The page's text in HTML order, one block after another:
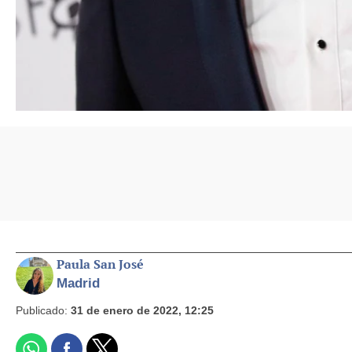
Paula San José
Madrid
Publicado: 31 de enero de 2022, 12:25